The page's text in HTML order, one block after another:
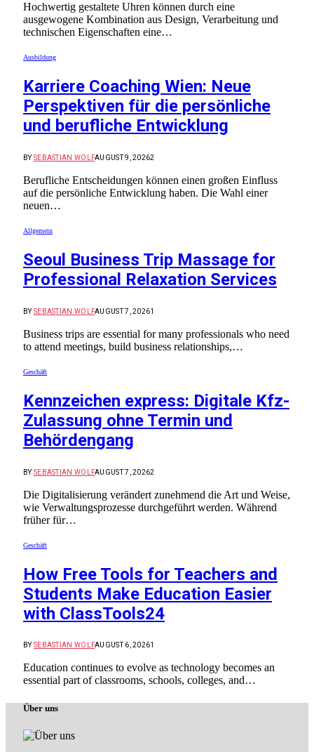
Hochwertig gestaltete Uhren können durch eine
ausgewogene Kombination aus Design, Verarbeitung und
technischen Eigenschaften eine…
Ausbildung
Karriere Coaching Wien: Neue
Perspektiven für die persönliche
und berufliche Entwicklung
BY SEBASTIAN WOLFAUGUST 9, 20262
Berufliche Entscheidungen können einen großen Einfluss
auf die persönliche Entwicklung haben. Die Wahl einer
neuen…
Allgemein
Seoul Business Trip Massage for
Professional Relaxation Services
BY SEBASTIAN WOLFAUGUST 7, 20261
Business trips are essential for many professionals who need
to attend meetings, build business relationships,…
Geschäft
Kennzeichen express: Digitale Kfz-
Zulassung ohne Termin und
Behördengang
BY SEBASTIAN WOLFAUGUST 7, 20262
Die Digitalisierung verändert zunehmend die Art und Weise,
wie Verwaltungsprozesse durchgeführt werden. Während
früher für…
Geschäft
How Free Tools for Teachers and
Students Make Education Easier
with ClassTools24
BY SEBASTIAN WOLFAUGUST 6, 20261
Education continues to evolve as technology becomes an
essential part of classrooms, schools, colleges, and…
Über uns